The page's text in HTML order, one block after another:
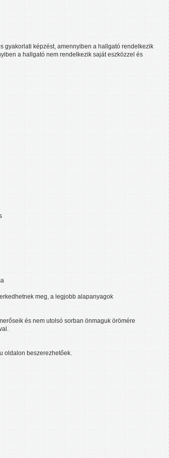
gyakorlati képzést, amennyiben a hallgató rendelkezik
a hallgató nem rendelkezik saját eszközzel és
meg, a legjobb alapanyagok
és nem utolsó sorban önmaguk örömére
oldalon beszerezhetőek.